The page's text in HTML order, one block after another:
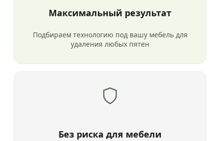
Максимальный результат
Подбираем технологию под вашу мебель для
удаления любых пятен
Без риска для мебели